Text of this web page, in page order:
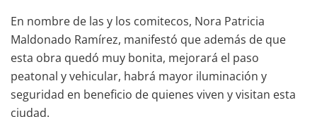
En nombre de las y los comitecos, Nora Patricia
Maldonado Ramírez, manifestó que además de que
esta obra quedó muy bonita, mejorará el paso
peatonal y vehicular, habrá mayor iluminación y
seguridad en beneficio de quienes viven y visitan esta
ciudad.